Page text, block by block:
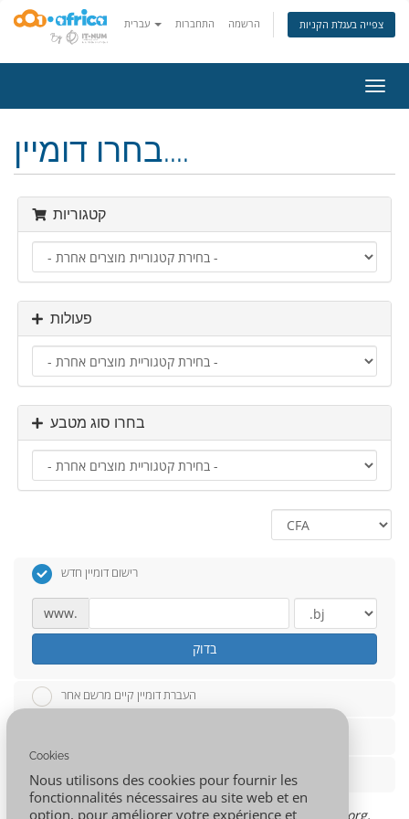
התחברות הרשמה צפייה בעגלת הקניות
ניווט
בחרו דומיין....
קטגוריות
פעולות
בחרו סוג מטבע
רישום דומיין חדש
www.
בדוק
העברת דומיין קיים מרשם אחר
001.AFRICAלהשתמש בסאב דומיין מ
רישום דומיין בחינם מתיחס לסיומות הבאות בלבד: .com, .net, .org,
Cookies
Nous utilisons des cookies pour fournir les
fonctionnalités nécessaires au site web et en
option, pour améliorer votre expérience et